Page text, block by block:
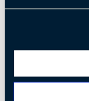
Die NNU
Bedürfnisse
bereitstellt,
werden